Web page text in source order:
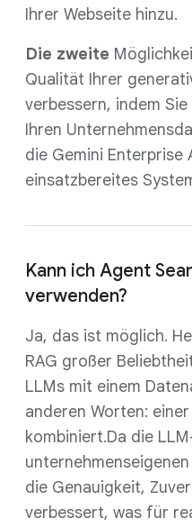
Ihrer Webseite hinzu.
Die zweite
Qualität Ihrer
verbessern, indem
Ihren
die Gemini
einsatzbereites
Kann ich Agent
verwenden?
Ja, das ist möglich.
RAG großer
LLMs mit einem
anderen Worten:
kombiniert.Da die
die Genauigkeit,
verbessert, was für